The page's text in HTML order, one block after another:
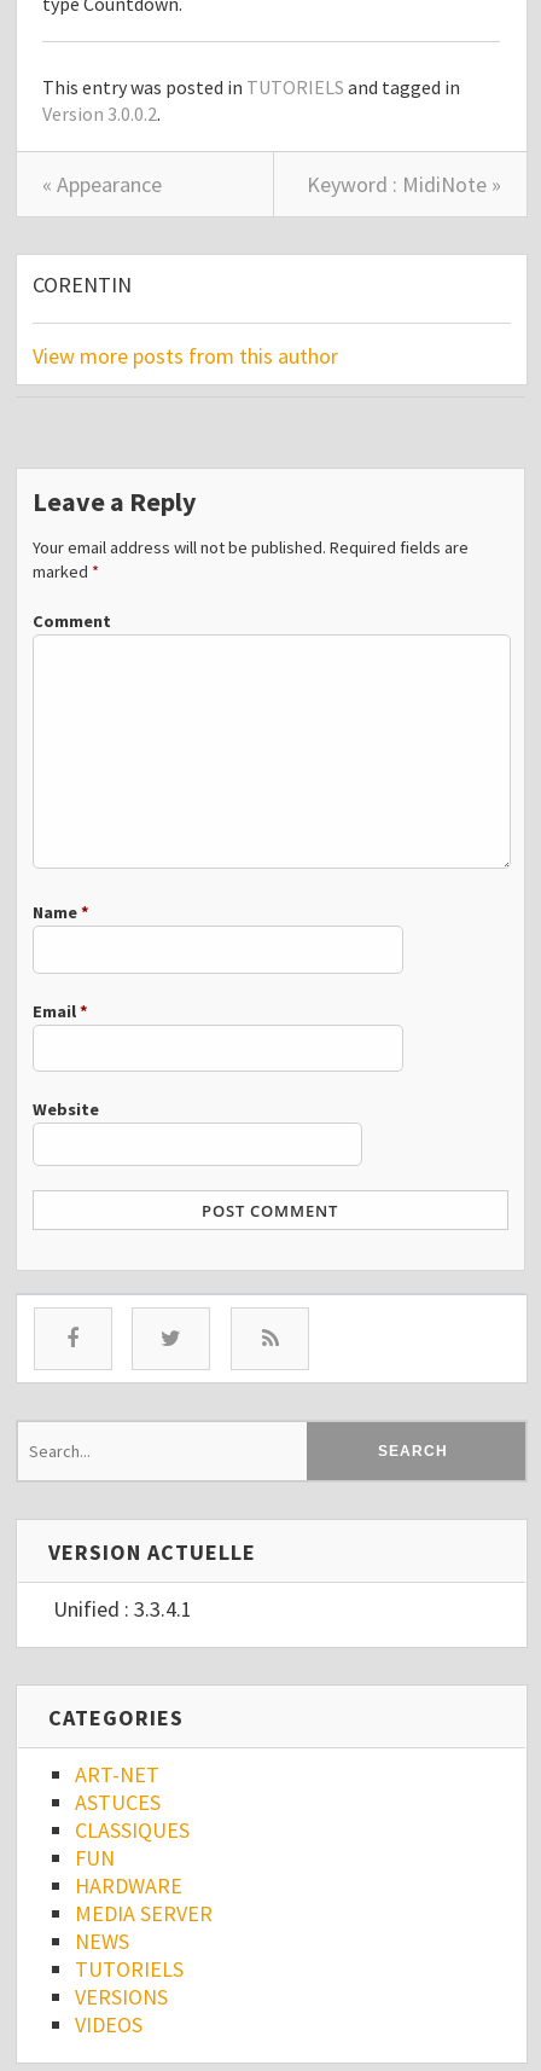
This entry was posted in TUTORIELS and tagged in
Version 3.0.0.2.
« Appearance Keyword : MidiNote »
CORENTIN
View more posts from this author
Leave a Reply
Your email address will not be published. Required fields are
marked *
Comment
Name*
Email*
Website
VERSION ACTUELLE
Unified : 3.3.4.1
CATEGORIES
ART-NET
ASTUCES
CLASSIQUES
FUN
HARDWARE
MEDIA SERVER
NEWS
TUTORIELS
VERSIONS
VIDEOS